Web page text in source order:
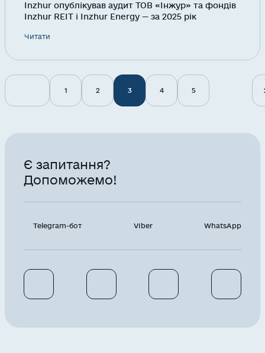
Inzhur опублікував аудит ТОВ «Інжур» та фондів
Inzhur REIT і Inzhur Energy — за 2025 рік
Читати
1 2 3 4 5
Є запитання?
Допоможемо!
Telegram-бот Viber WhatsApp